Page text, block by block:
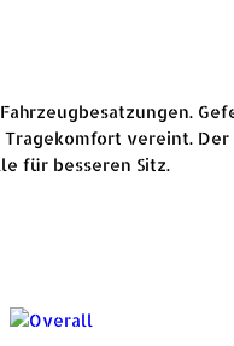
vereint.
für besseren Sitz.